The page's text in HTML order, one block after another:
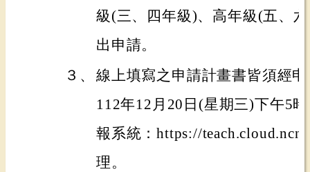
級(三、四年級)、高年級(五、
出申請。
３、 線上填寫之申請計畫書皆須經
112年12月20日(星期三)下午5
報系統：https://
理。